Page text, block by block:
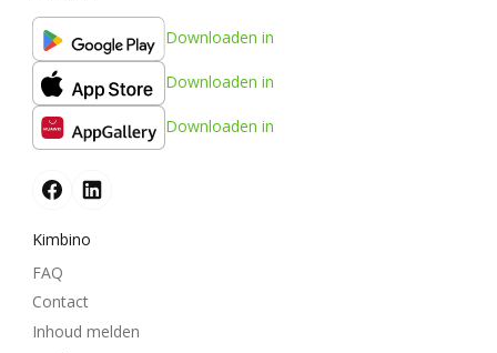
Downloaden in
Downloaden in
Downloaden in
Kimbino
FAQ
Contact
Inhoud melden